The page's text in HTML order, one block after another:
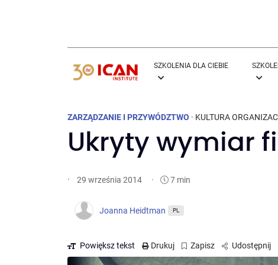
SZKOLENIA DLA CIEBIE
ZARZĄDZANIE I PRZYWÓDZTWO · KULTURA
Ukryty wymiar
· 29 września 2014 · 7 min
Joanna Heidtman PL
Powiększ tekst Drukuj Zapisz Udostępnij